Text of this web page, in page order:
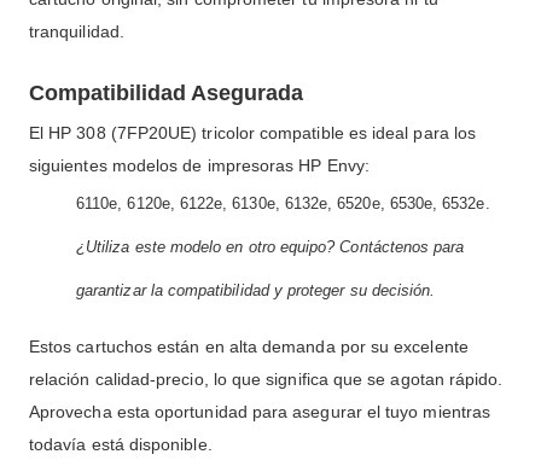
tranquilidad.
Compatibilidad Asegurada
El HP 308 (7FP20UE) tricolor compatible es ideal para los
siguientes modelos de impresoras HP Envy:
6110e, 6120e, 6122e, 6130e, 6132e, 6520e, 6530e, 6532e.
¿Utiliza este modelo en otro equipo? Contáctenos para
garantizar la compatibilidad y proteger su decisión.
Estos cartuchos están en alta demanda por su excelente
relación calidad-precio, lo que significa que se agotan rápido.
Aprovecha esta oportunidad para asegurar el tuyo mientras
todavía está disponible.